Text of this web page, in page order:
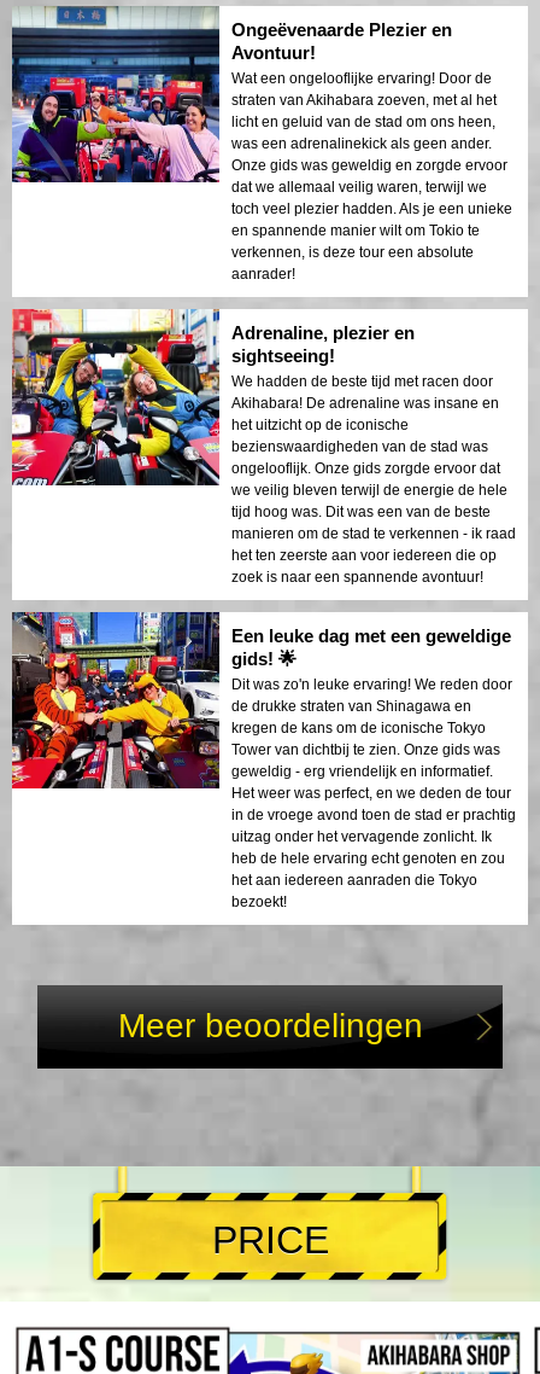
Ongeëvenaarde Plezier en
Avontuur!
Wat een ongelooflijke ervaring! Door de
straten van Akihabara zoeven, met al het
licht en geluid van de stad om ons heen,
was een adrenalinekick als geen ander.
Onze gids was geweldig en zorgde ervoor
dat we allemaal veilig waren, terwijl we
toch veel plezier hadden. Als je een unieke
en spannende manier wilt om Tokio te
verkennen, is deze tour een absolute
aanrader!
Adrenaline, plezier en
sightseeing!
We hadden de beste tijd met racen door
Akihabara! De adrenaline was insane en
het uitzicht op de iconische
bezienswaardigheden van de stad was
ongelooflijk. Onze gids zorgde ervoor dat
we veilig bleven terwijl de energie de hele
tijd hoog was. Dit was een van de beste
manieren om de stad te verkennen - ik raad
het ten zeerste aan voor iedereen die op
zoek is naar een spannende avontuur!
Een leuke dag met een geweldige
gids! 🌟
Dit was zo'n leuke ervaring! We reden door
de drukke straten van Shinagawa en
kregen de kans om de iconische Tokyo
Tower van dichtbij te zien. Onze gids was
geweldig - erg vriendelijk en informatief.
Het weer was perfect, en we deden de tour
in de vroege avond toen de stad er prachtig
uitzag onder het vervagende zonlicht. Ik
heb de hele ervaring echt genoten en zou
het aan iedereen aanraden die Tokyo
bezoekt!
Meer beoordelingen
PRICE